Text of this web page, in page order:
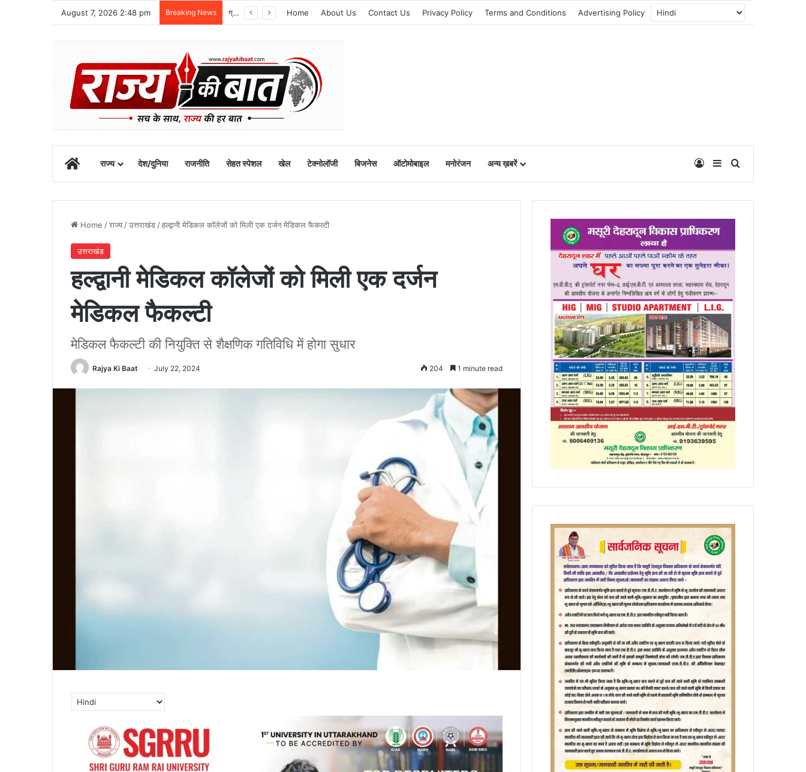
August 7, 2026 2:48 pm Breaking News ग्राफिक एरा को बड़ी सफलता, एनएमसी ने 250 एमबीबीएस सीटों को दी मंजूरी Home About Us Contact Us Privacy Policy Terms and Conditions Advertising Policy
Homeराज्य देश/दुनिया राजनीति सेहत स्पेशल खेल टेक्नोलॉजी बिजनेस ऑटोमोबाइल मनोरंजन अन्य ख़बरें Log InSidebar
Home /राज्य /उत्तराखंड /हल्द्वानी मेडिकल कॉलेजों को मिली एक दर्जन मेडिकल फैकल्टी
उत्तराखंड
हल्द्वानी मेडिकल कॉलेजों को मिली एक दर्जन
मेडिकल फैकल्टी
मेडिकल फैकल्टी की नियुक्ति से शैक्षणिक गतिविधि में होगा सुधार
Rajya Ki Baat July 22, 2024 204 1 minute read